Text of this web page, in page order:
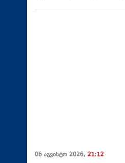
06 აგვისტო 2026, 21:12